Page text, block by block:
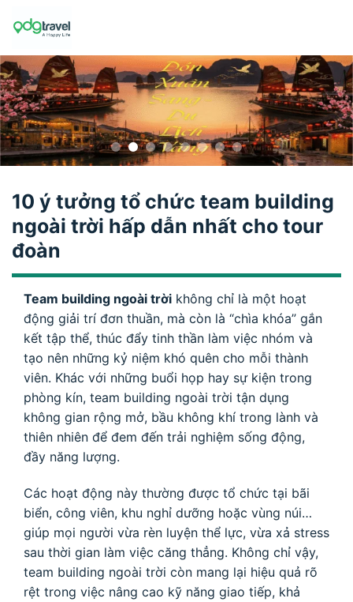
10 ý tưởng tổ chức team building
ngoài trời hấp dẫn nhất cho tour
đoàn
Team building ngoài trời không chỉ là một hoạt
động giải trí đơn thuần, mà còn là “chìa khóa” gắn
kết tập thể, thúc đẩy tinh thần làm việc nhóm và
tạo nên những kỷ niệm khó quên cho mỗi thành
viên. Khác với những buổi họp hay sự kiện trong
phòng kín, team building ngoài trời tận dụng
không gian rộng mở, bầu không khí trong lành và
thiên nhiên để đem đến trải nghiệm sống động,
đầy năng lượng.
Các hoạt động này thường được tổ chức tại bãi
biển, công viên, khu nghỉ dưỡng hoặc vùng núi…
giúp mọi người vừa rèn luyện thể lực, vừa xả stress
sau thời gian làm việc căng thẳng. Không chỉ vậy,
team building ngoài trời còn mang lại hiệu quả rõ
rệt trong việc nâng cao kỹ năng giao tiếp, khả